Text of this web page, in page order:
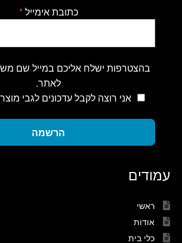
כתובת אימייל*
בהצטרפות ישלח אליכם במייל שם
לאתר.
אני רוצה לקבל עדכונים לגבי
הרשמה
עמודים
ראשי
אודות
כלי בית